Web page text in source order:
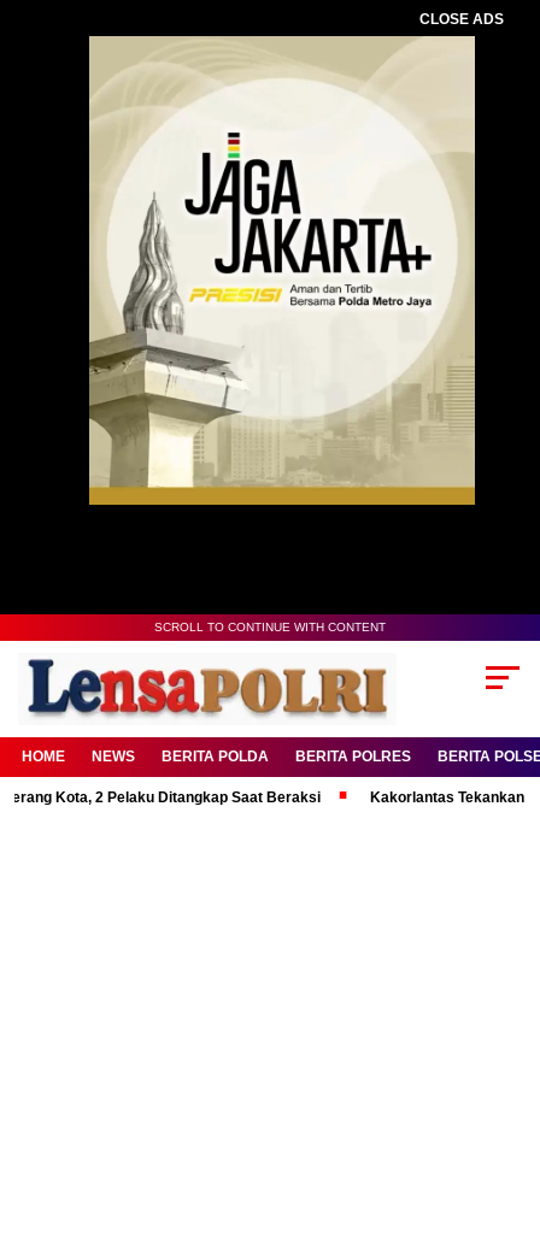
CLOSE ADS
SCROLL TO CONTINUE WITH CONTENT
HOME NEWS BERITA POLDA BERITA POLRES BERITA
2 Pelaku Ditangkap Saat Beraksi Kakorlantas Tekankan Mental